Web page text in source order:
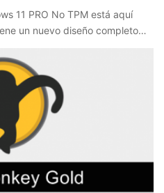
11 PRO No TPM está aquí
un nuevo diseño completo…